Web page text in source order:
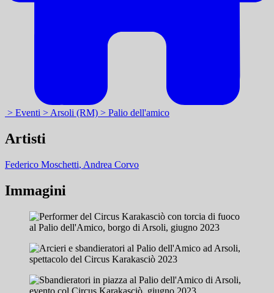
> Eventi > Arsoli (RM) > Palio dell'amico
Artisti
Federico Moschetti, Andrea Corvo
Immagini